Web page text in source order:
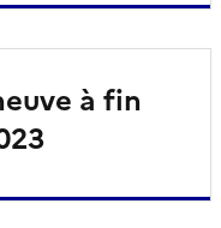
à fin